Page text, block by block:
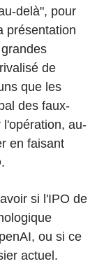
delà", pour
présentation
de
que les
des faux-
au-
en faisant
si l'IPO de
ou si ce
actuel.